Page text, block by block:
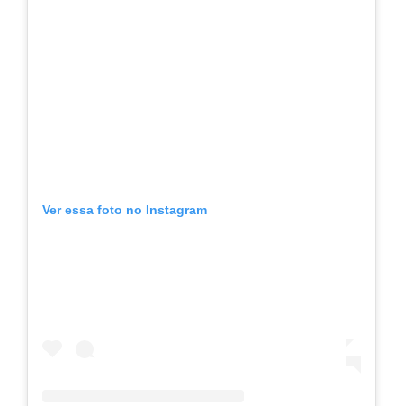
Ver essa foto no Instagram